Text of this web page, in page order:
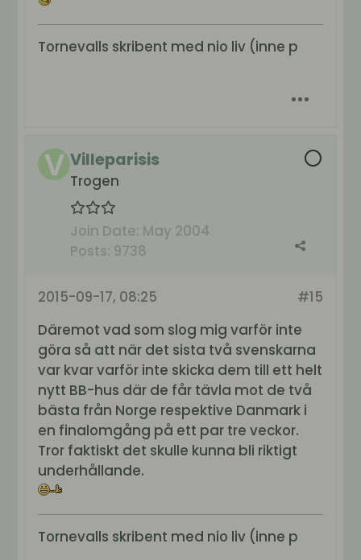
Tornevalls skribent med nio liv (inne p
Villeparisis
Trogen
Join Date: May 2004
Posts: 9738
#15
2015-09-17, 08:25
Däremot vad som slog mig varför inte
göra så att när det sista två svenskarna
var kvar varför inte skicka dem till ett helt
nytt BB-hus där de får tävla mot de två
bästa från Norge respektive Danmark i
en finalomgång på ett par tre veckor.
Tror faktiskt det skulle kunna bli riktigt
underhållande.
Tornevalls skribent med nio liv (inne p